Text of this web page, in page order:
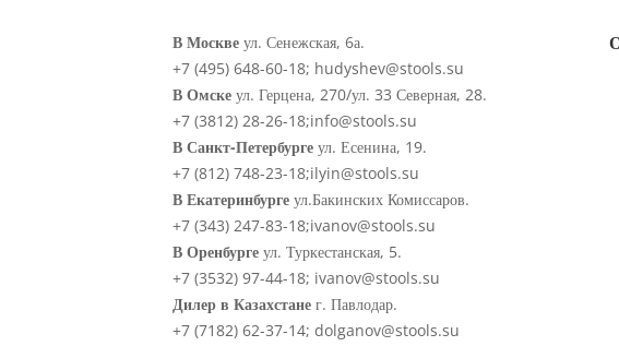
В Москве ул. Сенежская, 6а.
+7 (495) 648-60-18; hudyshev@stools.su
В Омске ул. Герцена, 270/ул. 33 Северная, 28.
+7 (3812) 28-26-18;info@stools.su
В Санкт-Петербурге ул. Есенина, 19.
+7 (812) 748-23-18;ilyin@stools.su
В Екатеринбургеул.Бакинских Комиссаров.
+7 (343) 247-83-18;ivanov@stools.su
В Оренбургеул. Туркестанская, 5.
+7 (3532) 97-44-18; ivanov@stools.su
Дилер в Казахстанег. Павлодар.
+7 (7182) 62-37-14; dolganov@stools.su